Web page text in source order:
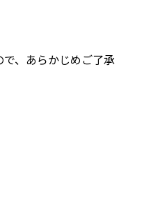
、あらかじめご了承